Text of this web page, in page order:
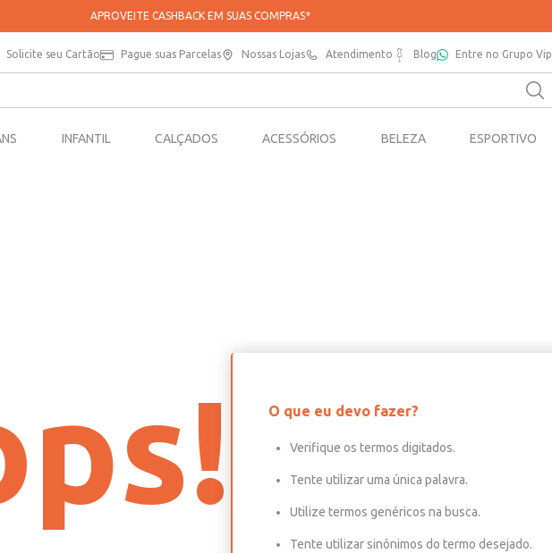
APROVEITE CASHBACK EM SUAS COMPRAS*
Solicite seu Cartão Pague suas Parcelas Nossas Lojas Atendimento Blog Entre no Grupo Vip
INFANTIL CALÇADOS ACESSÓRIOS BELEZA ESPORTIVO
O que eu devo fazer?
Verifique os termos digitados.
Tente utilizar uma única palavra.
Utilize termos genéricos na busca.
Tente utilizar sinônimos do termo desejado.